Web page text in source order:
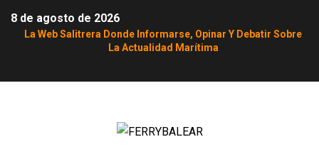
8 de agosto de 2026
La Web Salitrera Donde Informarse, Opinar Y Debatir Sobre
La Actualidad Marítima